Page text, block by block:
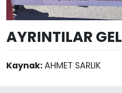
AYRINTILAR
Kaynak: AHMET SARLIK